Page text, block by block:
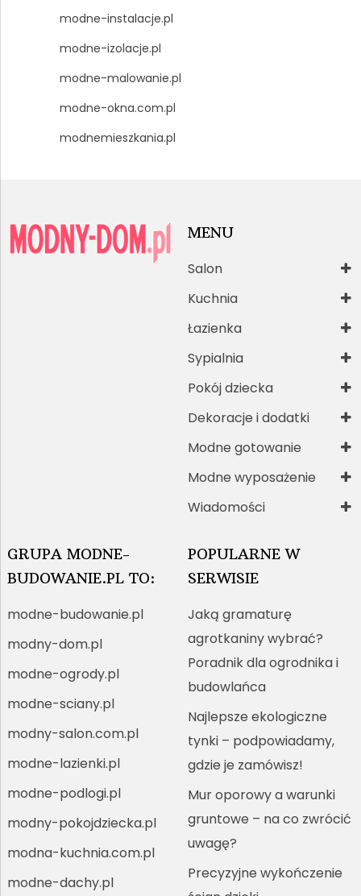
modne-instalacje.pl
modne-izolacje.pl
modne-malowanie.pl
modne-okna.com.pl
modnemieszkania.pl
MENU
Salon
Kuchnia
Łazienka
Sypialnia
Pokój dziecka
Dekoracje i dodatki
Modne gotowanie
Modne wyposażenie
Wiadomości
GRUPA MODNE-
BUDOWANIE.PL TO:
modne-budowanie.pl
modny-dom.pl
modne-ogrody.pl
modne-sciany.pl
modny-salon.com.pl
modne-lazienki.pl
modne-podlogi.pl
modny-pokojdziecka.pl
modna-kuchnia.com.pl
modne-dachy.pl
POPULARNE W
SERWISIE
Jaką gramaturę
agrotkaniny wybrać?
Poradnik dla ogrodnika i
budowlańca
Najlepsze ekologiczne
tynki – podpowiadamy,
gdzie je zamówisz!
Mur oporowy a warunki
gruntowe – na co zwrócić
uwagę?
Precyzyjne wykończenie